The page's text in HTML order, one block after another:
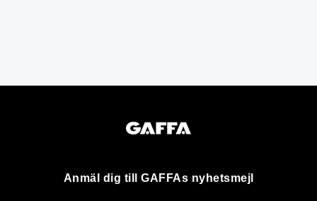
Anmäl dig till GAFFAs nyhetsmejl